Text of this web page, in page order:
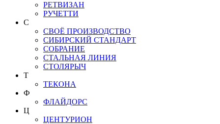
РЕТВИЗАН
РУЧЕТТИ
С
СВОЁ ПРОИЗВОДСТВО
СИБИРСКИЙ СТАНДАРТ
СОБРАНИЕ
СТАЛЬНАЯ ЛИНИЯ
СТОЛЯРЫЧ
Т
ТЕКОНА
Ф
ФЛАЙДОРС
Ц
ЦЕНТУРИОН